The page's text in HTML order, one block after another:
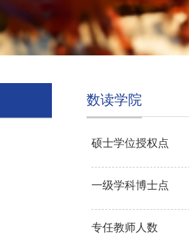
数读学院
硕士学位授权点
一级学科博士点
专任教师人数